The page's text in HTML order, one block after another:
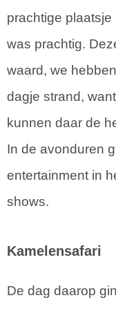
prachtige
was prachtig.
waard, we
dagje strand,
kunnen daar de
In de avonduren
entertainment in
shows.
Kamelensafari
De dag daarop